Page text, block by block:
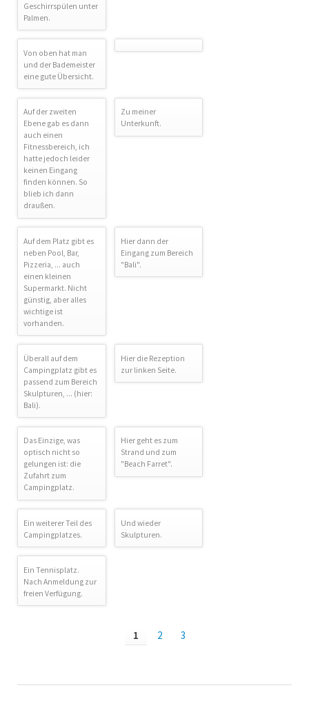
Geschirrspülen unter
Palmen.
Von oben hat man
und der Bademeister
eine gute Übersicht.
Auf der zweiten
Ebene gab es dann
auch einen
Fitnessbereich, ich
hatte jedoch leider
keinen Eingang
finden können. So
blieb ich dann
draußen.
Zu meiner
Unterkunft.
Auf dem Platz gibt es
neben Pool, Bar,
Pizzeria, ... auch
einen kleinen
Supermarkt. Nicht
günstig, aber alles
wichtige ist
vorhanden.
Hier dann der
Eingang zum Bereich
"Bali".
Überall auf dem
Campingplatz gibt es
passend zum Bereich
Skulpturen, ... (hier:
Bali).
Hier die Rezeption
zur linken Seite.
Das Einzige, was
optisch nicht so
gelungen ist: die
Zufahrt zum
Campingplatz.
Hier geht es zum
Strand und zum
"Beach Farret".
Ein weiterer Teil des
Campingplatzes.
Und wieder
Skulpturen.
Ein Tennisplatz.
Nach Anmeldung zur
freien Verfügung.
1 2 3